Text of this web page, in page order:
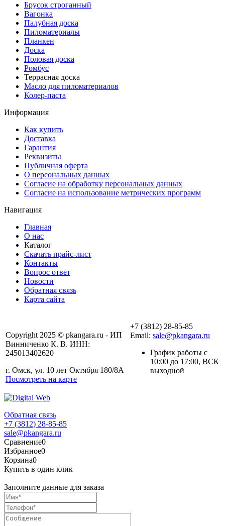
Брусок строганный
Вагонка
Палубная доска
Пиломатериалы
Планкен
Доска
Половая доска
Ромбус
Террасная доска
Масло для пиломатериалов
Колер-паста
Информация
Как купить
Доставка
Гарантия
Реквизиты
Публичная оферта
О персональных данных
Согласие на обработку персональных данных
Согласие на использование метрических программ
Навигация
Главная
О нас
Каталог
Скачать прайс-лист
Контакты
Вопрос ответ
Новости
Обратная связь
Карта сайта
Copyright 2025 © pkangara.ru - ИП
Винниченко К. В. ИНН:
245013402620
г. Омск, ул. 10 лет Октября 180/8А
Посмотреть на карте
+7 (3812) 28-85-85
Email: sale@pkangara.ru
График работы с
10:00 до 17:00, ВСК
выходной
Обратная связь
+7 (3812) 28-85-85
sale@pkangara.ru
Сравнение0
Избранное0
Корзина0
Купить в один клик
Заполните данные для заказа